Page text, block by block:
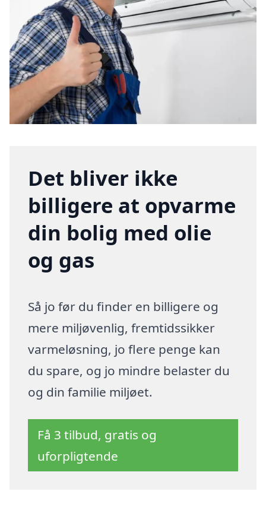
Det bliver ikke
billigere at opvarme
din bolig med olie
og gas
Så jo før du finder en billigere og
mere miljøvenlig, fremtidssikker
varmeløsning, jo flere penge kan
du spare, og jo mindre belaster du
og din familie miljøet.
Få 3 tilbud, gratis og
uforpligtende